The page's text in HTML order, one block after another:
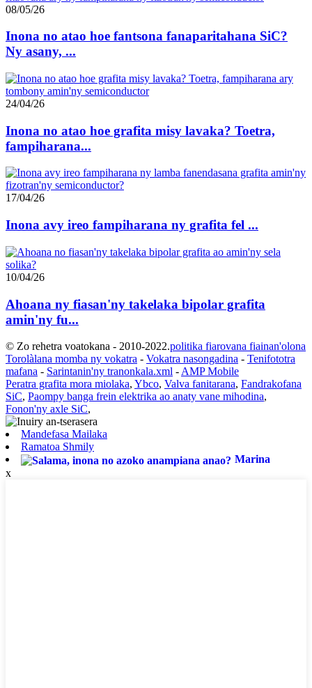
08/05/26
Inona no atao hoe fantsona fanaparitahana SiC?
Ny asany, ...
24/04/26
Inona no atao hoe grafita misy lavaka? Toetra,
fampiharana...
17/04/26
Inona avy ireo fampiharana ny grafita fel ...
10/04/26
Ahoana ny fiasan'ny takelaka bipolar grafita
amin'ny fu...
© Zo rehetra voatokana - 2010-2022.politika fiarovana fiainan'olona
Torolàlana momba ny vokatra - Vokatra nasongadina - Tenifototra
mafana - Sarintanin'ny tranonkala.xml - AMP Mobile
Peratra grafita mora miolaka, Ybco, Valva fanitarana, Fandrakofana
SiC, Paompy banga frein elektrika ao anaty vane mihodina,
Fonon'ny axle SiC,
Mandefasa Mailaka
Ramatoa Shmily
Marina
x